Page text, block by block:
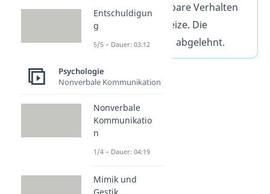
objektiv beobachtbare Verhalten
als Reaktion auf Reize. Die
Introspektion wird abgelehnt.
Entschuldigun
g
5/5 – Dauer: 03:12
Psychologie
Nonverbale Kommunikation
Nonverbale
Kommunikatio
n
1/4 – Dauer: 04:19
Mimik und